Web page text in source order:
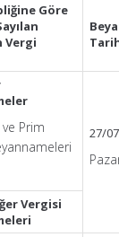
Göre
Vergi
Prim
27/
Vergisi